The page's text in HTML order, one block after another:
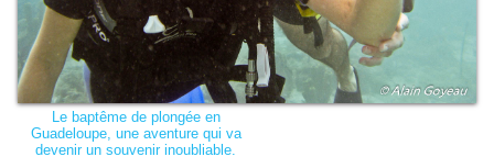
Le baptême de plongée en
Guadeloupe, une aventure qui va
devenir un souvenir inoubliable.